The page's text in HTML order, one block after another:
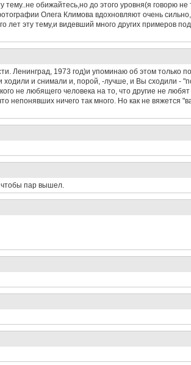
обижайтесь,но до этого уровня(я говорю
Олега Климова вдохновляют очень
лет эту тему,и видевший много других примеров
Ленинград, 1973 год)и упоминаю об этом только
и снимали и, порой, -лучше, и Вы сходили -
не любящего человека на то, что другие не
непонявших ничего так много. Но как не вяжется
чтобы пар вышел.